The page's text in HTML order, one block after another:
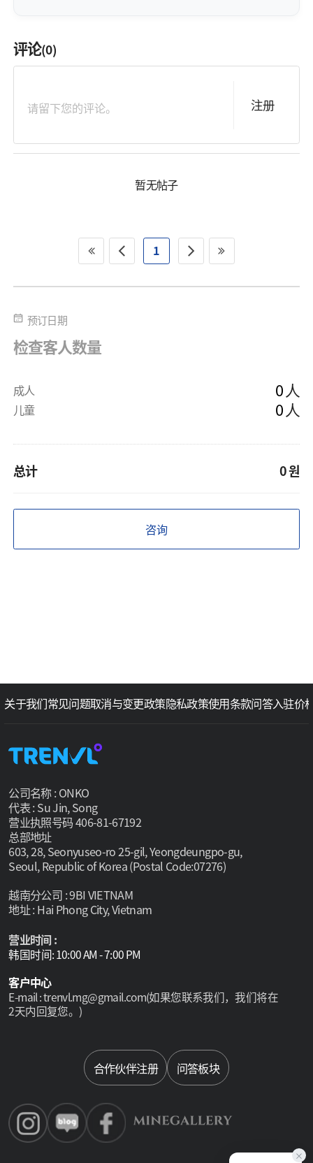
×
评论(0)
注册
暂无帖子
1
预订日期
检查客人数量
成人 人
儿童 人
总计 0원
咨询
关于我们常见问题取消与变更政策隐私政策使用条款问答入驻价
公司名称 : ONKO
代表 : Su Jin, Song
营业执照号码 406-81-67192
总部地址
603, 28, Seonyuseo-ro 25-gil, Yeongdeungpo-gu,
Seoul, Republic of Korea (Postal Code:07276)
越南分公司 : 9BI VIETNAM
地址 : Hai Phong City, Vietnam
营业时间 :
韩国时间: 10:00 AM - 7:00 PM
客户中心
E-mail : trenvl.mg@gmail.com(如果您联系我们，我们将在
2天内回复您。)
合作伙伴注册 问答板块